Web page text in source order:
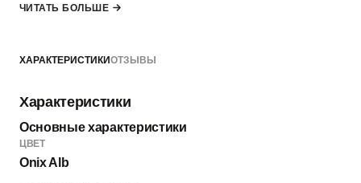
*комплект не включает ручку, замок и петли — их можно
ЧИТАТЬ БОЛЬШЕ
ХАРАКТЕРИСТИКИОТЗЫВЫ
Характеристики
Основные характеристики
ЦВЕТ
Onix Alb